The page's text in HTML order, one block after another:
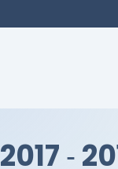
2017 ‐